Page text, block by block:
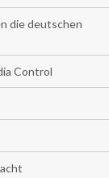
die deutschen
Control